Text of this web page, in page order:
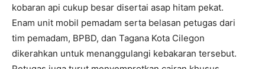
kobaran api cukup besar disertai asap hitam pekat.
Enam unit mobil pemadam serta belasan petugas dari
tim pemadam, BPBD, dan Tagana Kota Cilegon
dikerahkan untuk menanggulangi kebakaran tersebut.